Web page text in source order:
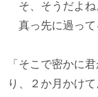
そ、そうだよね
真っ先に過って
「そこで密かに
り、２か月かけ